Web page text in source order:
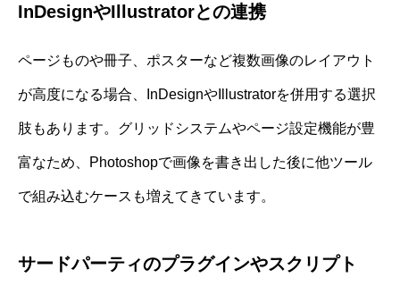
InDesignやIllustratorとの連携
ページものや冊子、ポスターなど複数画像のレイアウト
が高度になる場合、InDesignやIllustratorを併用する選択
肢もあります。グリッドシステムやページ設定機能が豊
富なため、Photoshopで画像を書き出した後に他ツール
で組み込むケースも増えてきています。
サードパーティのプラグインやスクリプト